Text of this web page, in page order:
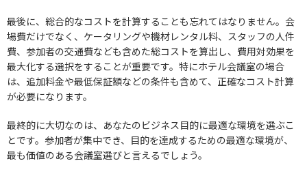
最後に、総合的なコストを計算することも忘れてはなりません。会
場費だけでなく、ケータリングや機材レンタル料、スタッフの人件
費、参加者の交通費なども含めた総コストを算出し、費用対効果を
最大化する選択をすることが重要です。特にホテル会議室の場合
は、追加料金や最低保証額などの条件も含めて、正確なコスト計算
が必要になります。
最終的に大切なのは、あなたのビジネス目的に最適な環境を選ぶこ
とです。参加者が集中でき、目的を達成するための最適な環境が、
最も価値のある会議室選びと言えるでしょう。